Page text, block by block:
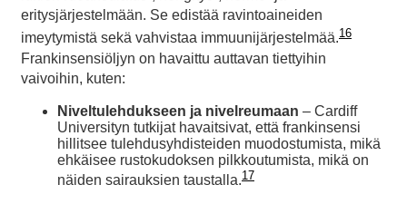
eritysjärjestelmään. Se edistää ravintoaineiden
imeytymistä sekä vahvistaa immuunijärjestelmää.16
Frankinsensiöljyn on havaittu auttavan tiettyihin
vaivoihin, kuten:
Niveltulehdukseen ja nivelreumaan – Cardiff
Universityn tutkijat havaitsivat, että frankinsensi
hillitsee tulehdusyhdisteiden muodostumista, mikä
ehkäisee rustokudoksen pilkkoutumista, mikä on
näiden sairauksien taustalla.17